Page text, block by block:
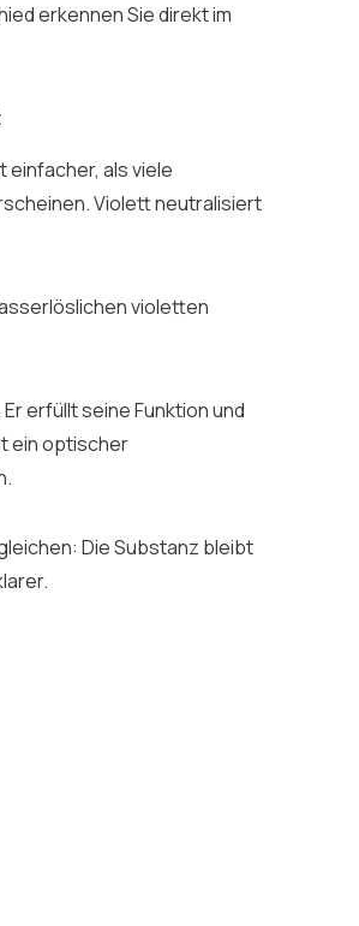
erkennen Sie direkt im
einfacher, als viele
Violett neutralisiert
violetten
erfüllt seine Funktion und
ein optischer
Die Substanz bleibt